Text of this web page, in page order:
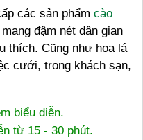
các sản phẩm cào
đậm nét dân gian
thích. Cũng như hoa lá
cưới, trong khách sạn,
biểu diễn.
từ 15 - 30 phút.